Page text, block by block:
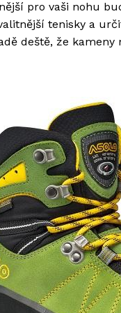
pro vaši nohu
tenisky a
deště, že